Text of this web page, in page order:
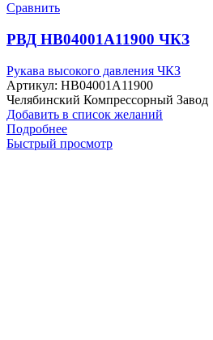
Сравнить
РВД HB04001A11900 ЧКЗ
Рукава высокого давления ЧКЗ
Артикул: HB04001A11900
Челябинский Компрессорный Завод
Добавить в список желаний
Подробнее
Быстрый просмотр